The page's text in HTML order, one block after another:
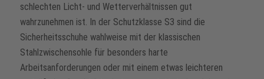
schlechten Licht- und Wetterverhältnissen gut
wahrzunehmen ist. In der Schutzklasse S3 sind die
Sicherheitsschuhe wahlweise mit der klassischen
Stahlzwischensohle für besonders harte
Arbeitsanforderungen oder mit einem etwas leichteren